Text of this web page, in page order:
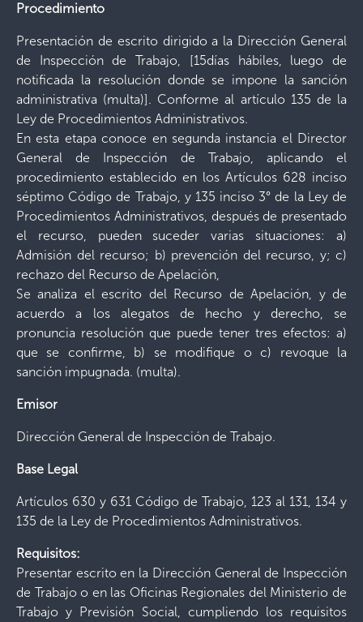
Procedimiento
Presentación de escrito dirigido a la Dirección General
de Inspección de Trabajo, [15días hábiles, luego de
notificada la resolución donde se impone la sanción
administrativa (multa)]. Conforme al artículo 135 de la
Ley de Procedimientos Administrativos.
En esta etapa conoce en segunda instancia el Director
General de Inspección de Trabajo, aplicando el
procedimiento establecido en los Artículos 628 inciso
séptimo Código de Trabajo, y 135 inciso 3° de la Ley de
Procedimientos Administrativos, después de presentado
el recurso, pueden suceder varias situaciones: a)
Admisión del recurso; b) prevención del recurso, y; c)
rechazo del Recurso de Apelación,
Se analiza el escrito del Recurso de Apelación, y de
acuerdo a los alegatos de hecho y derecho, se
pronuncia resolución que puede tener tres efectos: a)
que se confirme, b) se modifique o c) revoque la
sanción impugnada. (multa).
Emisor
Dirección General de Inspección de Trabajo.
Base Legal
Artículos 630 y 631 Código de Trabajo, 123 al 131, 134 y
135 de la Ley de Procedimientos Administrativos.
Requisitos:
Presentar escrito en la Dirección General de Inspección
de Trabajo o en las Oficinas Regionales del Ministerio de
Trabajo y Previsión Social, cumpliendo los requisitos